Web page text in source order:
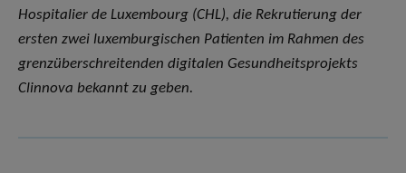
Hospitalier de Luxembourg (CHL), die Rekrutierung der
ersten zwei luxemburgischen Patienten im Rahmen des
grenzüberschreitenden digitalen Gesundheitsprojekts
Clinnova bekannt zu geben.